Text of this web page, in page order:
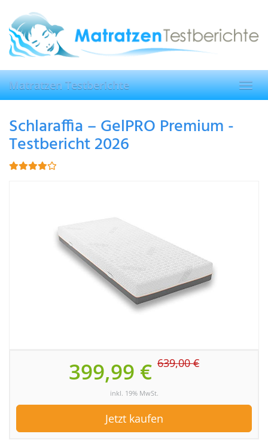
main
content
Matratzen Testberichte
Schlaraffia – GelPRO Premium -
Testbericht 2026
399,99 € 639,00 €
inkl. 19% MwSt.
Jetzt kaufen